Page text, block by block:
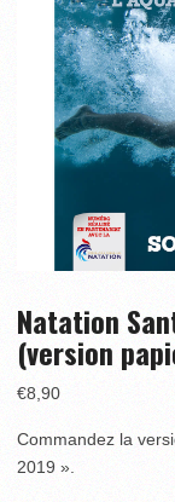
Natation
(version
€8,90
Commandez la
2019 ».